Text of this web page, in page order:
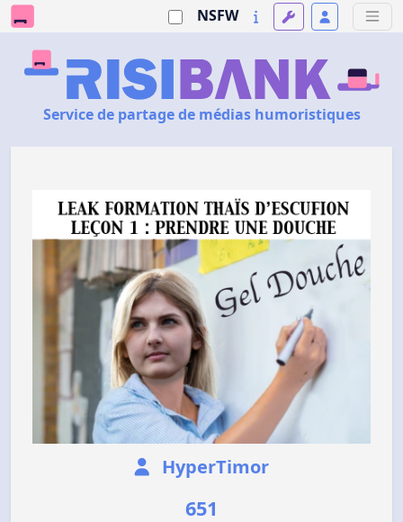
NSFW
Service de partage de médias humoristiques
HyperTimor
651